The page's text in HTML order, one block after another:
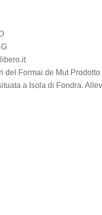
Formai de Mut
a Isola di Fondra.